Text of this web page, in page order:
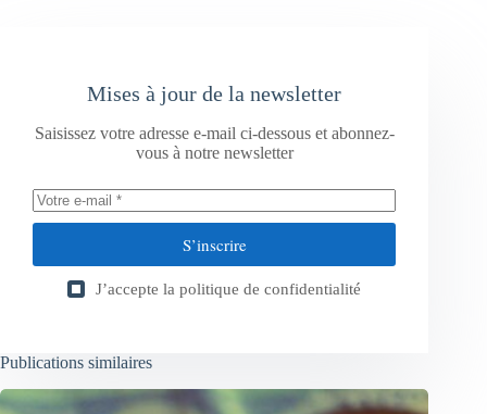
Mises à jour de la newsletter
Saisissez votre adresse e-mail ci-dessous et abonnez-
vous à notre newsletter
S’inscrire
J’accepte la politique de confidentialité
Publications similaires